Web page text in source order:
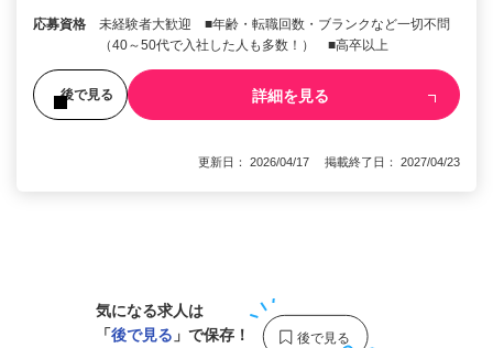
応募資格
未経験者大歓迎 ■年齢・転職回数・ブランクなど一切不問
（40～50代で入社した人も多数！） ■高卒以上
後で見る 詳細を見る
更新日： 2026/04/17 掲載終了日： 2027/04/23
気になる求人は
「後で見る 」で保存！